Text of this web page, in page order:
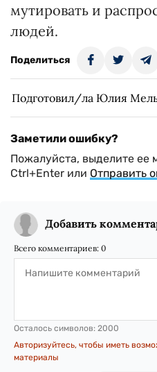
мутировать и
людей.
Поделиться
Подготовил/ла Юлия
Заметили ошибку?
Пожалуйста, выделите
Ctrl+Enter или Отправить
Добавить
Всего комментариев: 0
Осталось символов: 2000
Авторизуйтесь, чтобы иметь
материалы